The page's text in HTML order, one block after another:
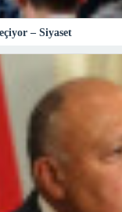
– Siyaset